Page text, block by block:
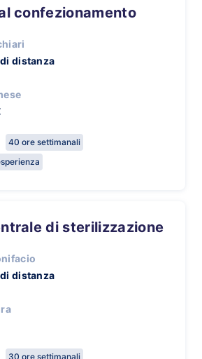
confezionamento
distanza
40 ore settimanali
di sterilizzazione
distanza
30 ore settimanali